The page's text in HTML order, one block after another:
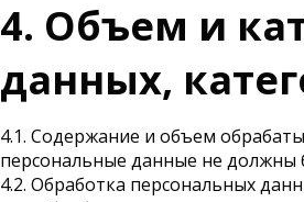
4. Объем и
данных,
4.1. Содержание и объем
персональные данные не
4.2. Обработка персональных